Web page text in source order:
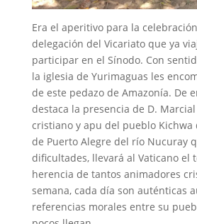
Era el aperitivo para la
delegación del Vicariato que ya
participar en el Sínodo. Con
la iglesia de Yurimaguas les
de este pedazo de Amazonía. De
destaca la presencia de D.
cristiano y apu del pueblo Kichwa
de Puerto Alegre del río Nucuray
dificultades, llevará al Vaticano el
herencia de tantos animadores
semana, cada día son auténticas
referencias morales entre su